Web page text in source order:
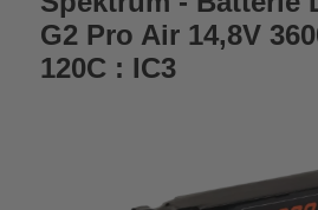
G2 Pro Air 14,8V
120C : IC3